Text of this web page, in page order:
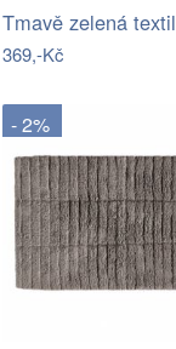
369,-Kč
- 2%